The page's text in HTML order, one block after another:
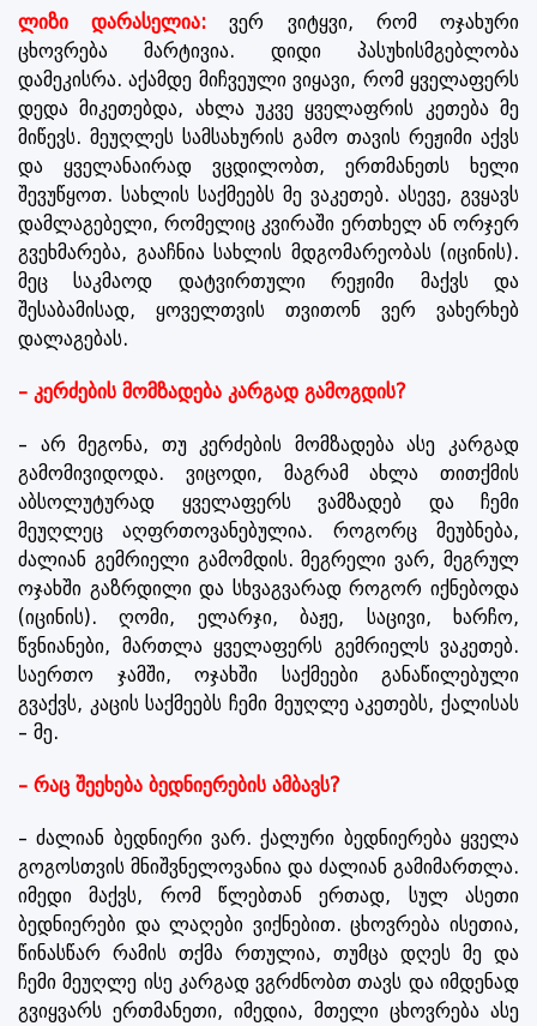
ლიზი დარასელია:ვერ ვიტყვი, რომ ოჯახური
ცხოვრება მარტივია. დიდი პასუხისმგებლობა
დამეკისრა. აქამდე მიჩვეული ვიყავი, რომ ყველაფერს
დედა მიკეთებდა, ახლა უკვე ყველაფრის კეთება მე
მიწევს. მეუღლეს სამსახურის გამო თავის რეჟიმი აქვს
და ყველანაირად ვცდილობთ, ერთმანეთს ხელი
შევუწყოთ. სახლის საქმეებს მე ვაკეთებ. ასევე, გვყავს
დამლაგებელი, რომელიც კვირაში ერთხელ ან ორჯერ
გვეხმარება, გააჩნია სახლის მდგომარეობას (იცინის).
მეც საკმაოდ დატვირთული რეჟიმი მაქვს და
შესაბამისად, ყოველთვის თვითონ ვერ ვახერხებ
დალაგებას.
– კერძების მომზადება კარგად გამოგდის?
– არ მეგონა, თუ კერძების მომზადება ასე კარგად
გამომივიდოდა. ვიცოდი, მაგრამ ახლა თითქმის
აბსოლუტურად ყველაფერს ვამზადებ და ჩემი
მეუღლეც აღფრთოვანებულია. როგორც მეუბნება,
ძალიან გემრიელი გამომდის. მეგრელი ვარ, მეგრულ
ოჯახში გაზრდილი და სხვაგვარად როგორ იქნებოდა
(იცინის). ღომი, ელარჯი, ბაჟე, საცივი, ხარჩო,
წვნიანები, მართლა ყველაფერს გემრიელს ვაკეთებ.
საერთო ჯამში, ოჯახში საქმეები განაწილებული
გვაქვს, კაცის საქმეებს ჩემი მეუღლე აკეთებს, ქალისას
– მე.
– რაც შეეხება ბედნიერების ამბავს?
– ძალიან ბედნიერი ვარ. ქალური ბედნიერება ყველა
გოგოსთვის მნიშვნელოვანია და ძალიან გამიმართლა.
იმედი მაქვს, რომ წლებთან ერთად, სულ ასეთი
ბედნიერები და ლაღები ვიქნებით. ცხოვრება ისეთია,
წინასწარ რამის თქმა რთულია, თუმცა დღეს მე და
ჩემი მეუღლე ისე კარგად ვგრძნობთ თავს და იმდენად
გვიყვარს ერთმანეთი, იმედია, მთელი ცხოვრება ასე